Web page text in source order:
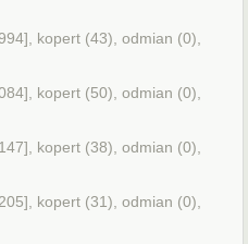
kopert (43), odmian (0),
kopert (50), odmian (0),
kopert (38), odmian (0),
kopert (31), odmian (0),